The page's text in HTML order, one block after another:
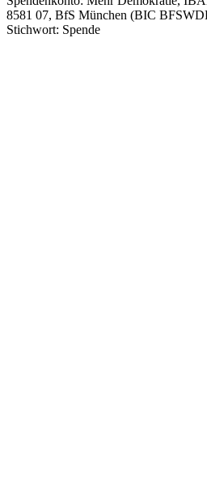
8581 07, BfS München (BIC
Stichwort: Spende